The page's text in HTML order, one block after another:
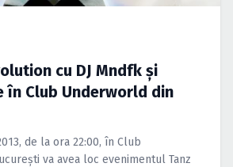
cu DJ Mndfk şi
în Club Underworld din
de la ora 22:00, în Club
va avea loc evenimentul Tanz